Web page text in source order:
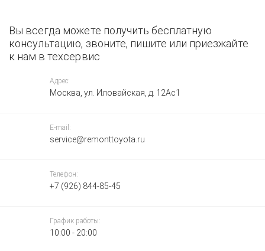
Вы всегда можете получить бесплатную
консультацию, звоните, пишите или приезжайте
к нам в техсервис
Адрес:
Москва, ул. Иловайская, д. 12Ас1
E-mail:
service@remonttoyota.ru
Телефон:
+7 (926) 844-85-45
График работы:
10:00 - 20:00